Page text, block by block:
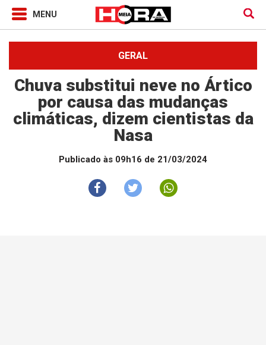
GERAL
Chuva substitui neve no Ártico
por causa das mudanças
climáticas, dizem cientistas da
Nasa
Publicado às 09h16 de 21/03/2024